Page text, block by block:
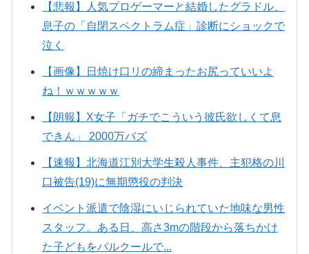
【悲報】人気プロゲーマーと結婚したグラドル、
息子の「自閉スペクトラム症」診断にショックで
泣く
【画像】日焼け口リの締まったお尻っていいよ
ね！ｗｗｗｗｗ
【朗報】X女子「ガチでこういう彼氏欲しくて息
できん」 2000万バズ
【速報】北海道江別大学生殺人事件、主犯格の川
口被告(19)に無期懲役の判決
イベント派遣で陰湿にいじられていた地味な男性
スタッフ。ある日、高さ3mの階段から落ちかけ
た子どもをパルクールで...